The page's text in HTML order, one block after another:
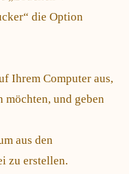
die Option
Ihrem Computer aus,
möchten, und geben
aus den
zu erstellen.